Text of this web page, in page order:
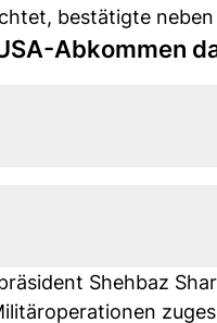
bestätigte
Abkommen
Shehbaz